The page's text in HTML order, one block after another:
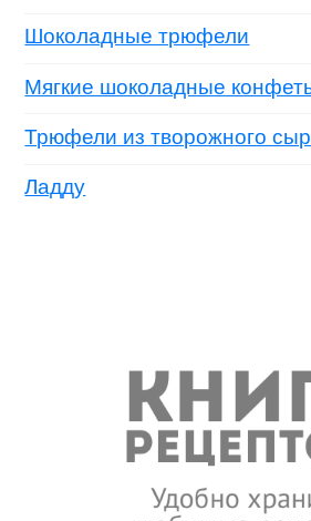
Шоколадные трюфели
Мягкие шоколадные
Трюфели из творожного
Ладду